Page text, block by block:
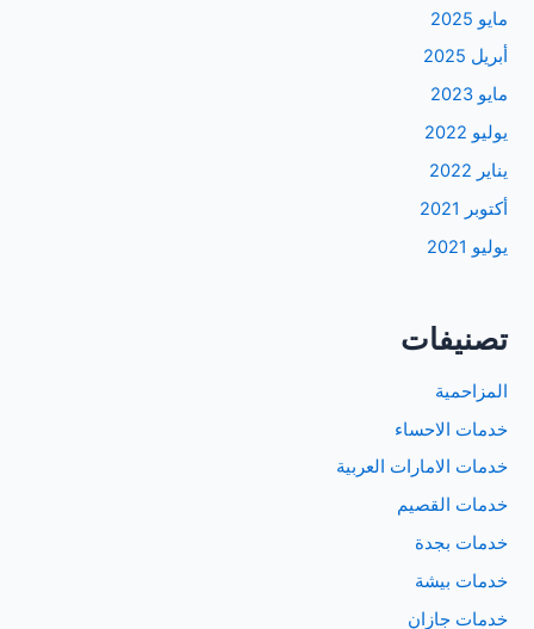
مايو 2025
أبريل 2025
مايو 2023
يوليو 2022
يناير 2022
أكتوبر 2021
يوليو 2021
تصنيفات
المزاحمية
خدمات الاحساء
خدمات الامارات العربية
خدمات القصيم
خدمات بجدة
خدمات بيشة
خدمات جازان